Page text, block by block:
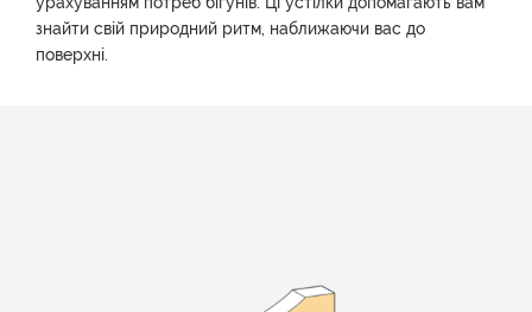
знайти свій природний ритм, наближаючи вас до
поверхні.